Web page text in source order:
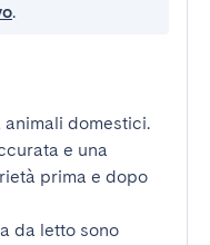
.
domestici.
e una
prima e dopo
da letto sono